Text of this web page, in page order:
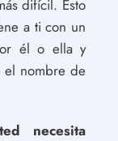
difícil. Esto
a ti con un
él o ella y
el nombre de
necesita